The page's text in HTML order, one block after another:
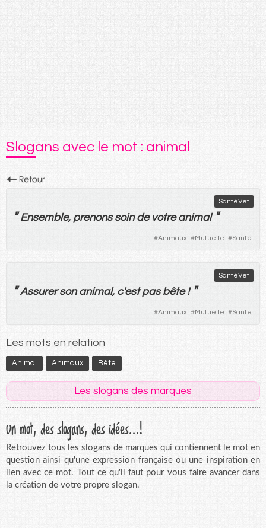
Slogans avec le mot : animal
SantéVet
" Ensemble, prenons soin de votre animal "
#Animaux #Mutuelle #Santé
SantéVet
" Assurer son animal, c'est pas bête! "
#Animaux #Mutuelle #Santé
Les mots en relation
Animal Animaux Bête
Les slogans des marques
Un mot, des slogans, des idées...!
Retrouvez tous les slogans de marques qui contiennent le mot en
question ainsi qu'une expression française ou une inspiration en
lien avec ce mot. Tout ce qu'il faut pour vous faire avancer dans
la création de votre propre slogan.